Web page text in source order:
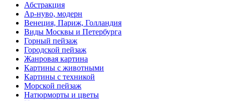
Абстракция
Ар-нуво, модерн
Венеция, Париж, Голландия
Виды Москвы и Петербурга
Горный пейзаж
Городской пейзаж
Жанровая картина
Картины с животными
Картины с техникой
Морской пейзаж
Натюрморты и цветы